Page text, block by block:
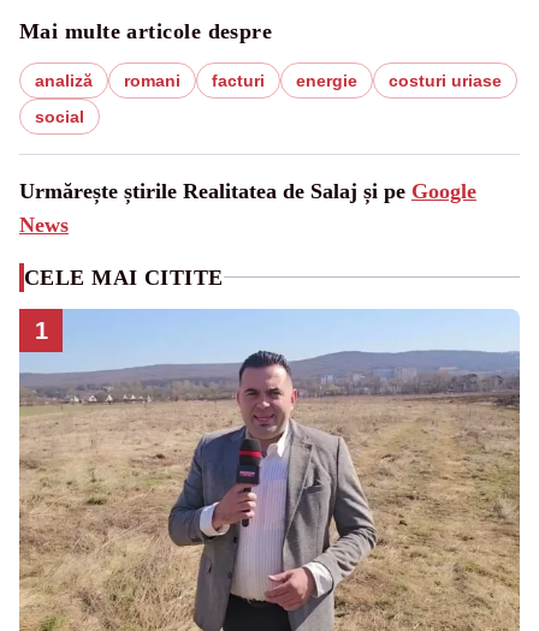
Mai multe articole despre
analiză romani facturi energie
costuri uriase
social
Urmărește știrile Realitatea de Salaj și pe Google
News
CELE MAI CITITE
1